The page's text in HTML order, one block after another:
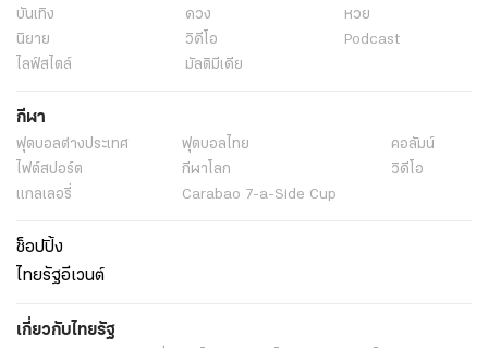
บันเทิง
ดวง
หวย
นิยาย
วิดีโอ
Podcast
ไลฟ์สไตล์
มัลติมีเดีย
กีฬา
ฟุตบอลต่่างประเทศ ฟุตบอลไทย
คอลัมน์
ไฟต์สปอร์ต
กีฬาโลก
วิดีโอ
แกลเลอรี่
Carabao 7-a-Side Cup
ช็อปปิ้ง
ไทยรัฐอีเวนต์
เกี่ยวกับไทยรัฐ